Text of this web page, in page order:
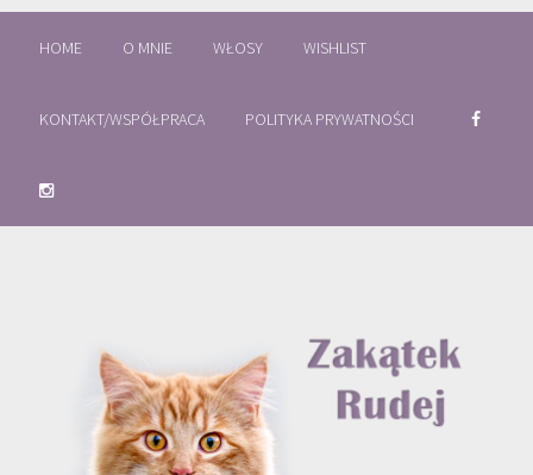
HOME O MNIE WŁOSY WISHLIST
KONTAKT/WSPÓŁPRACA POLITYKA PRYWATNOŚCI